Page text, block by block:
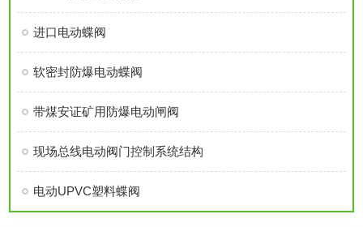
进口电动蝶阀
软密封防爆电动蝶阀
带煤安证矿用防爆电动闸阀
现场总线电动阀门控制系统结构
电动UPVC塑料蝶阀